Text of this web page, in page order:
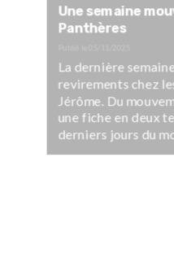
Une semaine
Panthères
La dernière
revirements chez
Jérôme. Du
une fiche en deux
derniers jours du